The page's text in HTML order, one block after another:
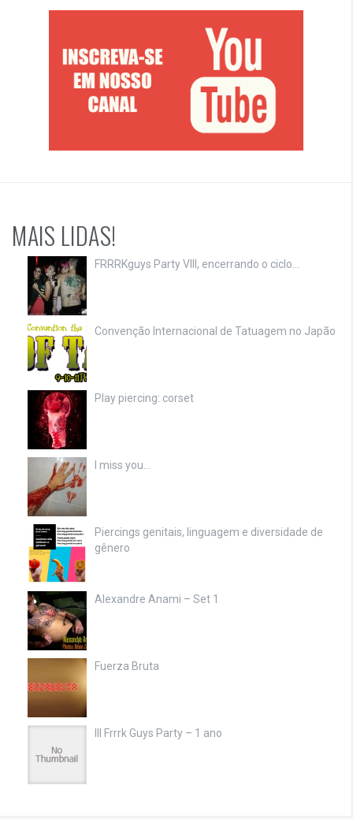
MAIS LIDAS!
FRRRKguys Party VIII, encerrando o ciclo…
Convenção Internacional de Tatuagem no Japão
Play piercing: corset
I miss you…
Piercings genitais, linguagem e diversidade de
gênero
Alexandre Anami – Set 1
Fuerza Bruta
III Frrrk Guys Party – 1 ano